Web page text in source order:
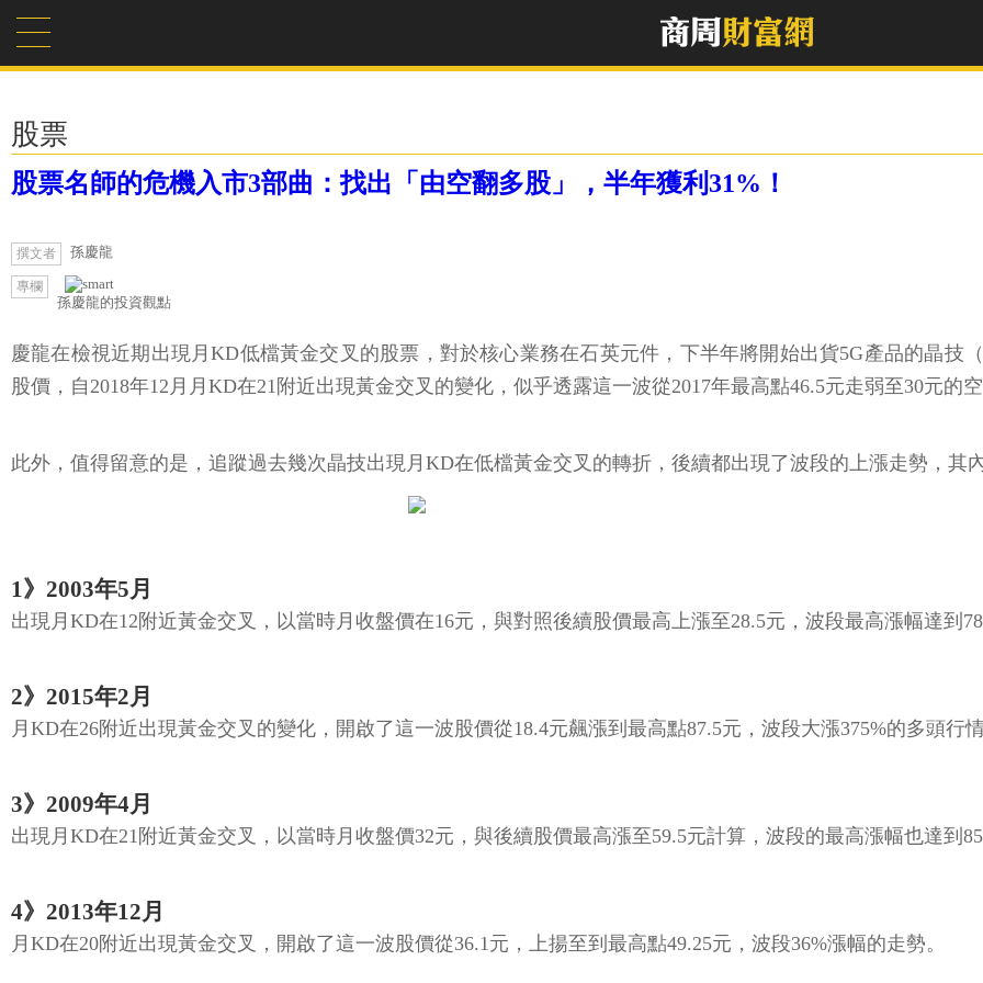
股票
股票名師的危機入市3部曲：找出「由空翻多股」，半年獲利31%！
撰文者 孫慶龍
專欄
孫慶龍的投資觀點
慶龍在檢視近期出現月KD低檔黃金交叉的股票，對於核心業務在石英元件，下半年將開始出貨5G產品的晶技
股價，自2018年12月月KD在21附近出現黃金交叉的變化，似乎透露這一波從2017年最高點46.5元走弱至30元的
此外，值得留意的是，追蹤過去幾次晶技出現月KD在低檔黃金交叉的轉折，後續都出現了波段的上漲走勢，其
1》2003年5月
出現月KD在12附近黃金交叉，以當時月收盤價在16元，與對照後續股價最高上漲至28.5元，波段最高漲幅達到
2》2015年2月
月KD在26附近出現黃金交叉的變化，開啟了這一波股價從18.4元飆漲到最高點87.5元，波段大漲375%的多頭行情
3》2009年4月
出現月KD在21附近黃金交叉，以當時月收盤價32元，與後續股價最高漲至59.5元計算，波段的最高漲幅也達到
4》2013年12月
月KD在20附近出現黃金交叉，開啟了這一波股價從36.1元，上揚至到最高點49.25元，波段36%漲幅的走勢。